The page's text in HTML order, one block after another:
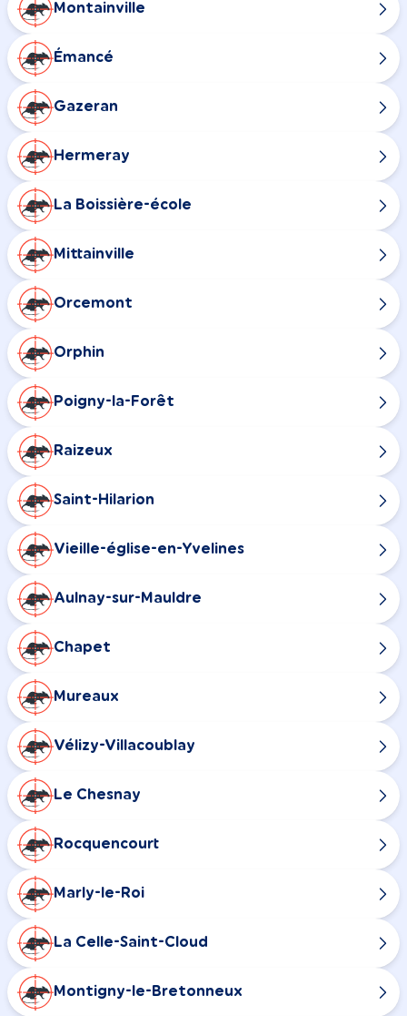
Montainville
Émancé
Gazeran
Hermeray
La Boissière-école
Mittainville
Orcemont
Orphin
Poigny-la-Forêt
Raizeux
Saint-Hilarion
Vieille-église-en-Yvelines
Aulnay-sur-Mauldre
Chapet
Mureaux
Vélizy-Villacoublay
Le Chesnay
Rocquencourt
Marly-le-Roi
La Celle-Saint-Cloud
Montigny-le-Bretonneux